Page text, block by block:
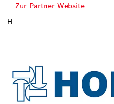
Zur Partner Website
H